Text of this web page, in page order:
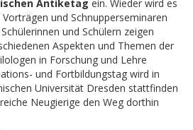
Antiketag ein. Wieder wird es
und Schnupperseminaren
und Schülern zeigen
Aspekten und Themen der
in Forschung und Lehre
und Fortbildungstag wird in
Universität Dresden stattfinden
Neugierige den Weg dorthin